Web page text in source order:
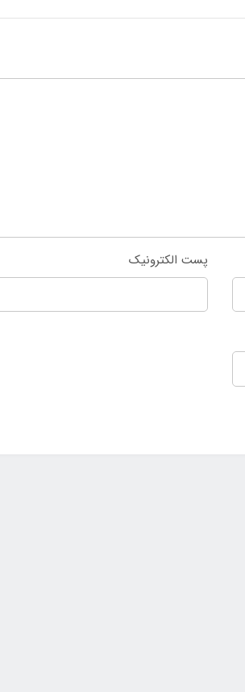
پست الکترونیک